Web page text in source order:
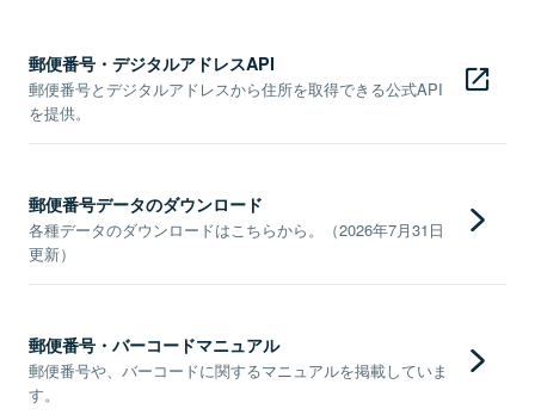
郵便番号・デジタルアドレスAPI
郵便番号とデジタルアドレスから住所を取得できる公式API
を提供。
郵便番号データのダウンロード
各種データのダウンロードはこちらから。（2026年7月31日
更新）
郵便番号・バーコードマニュアル
郵便番号や、バーコードに関するマニュアルを掲載していま
す。